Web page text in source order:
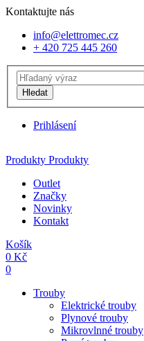
Kontaktujte nás
info@elettromec.cz
+ 420 725 445 260
Hledat
Prihlásení
Produkty Produkty
Outlet
Značky
Novinky
Kontakt
Košík
0 Kč
0
Trouby
Elektrické trouby
Plynové trouby
Mikrovlnné trouby